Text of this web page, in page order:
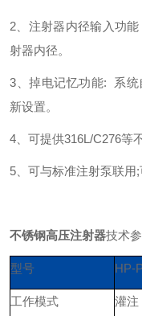
2、注射器内径输入功
射器内径。
3、掉电记忆功能: 系统
新设置。
4、可提供316L/C276等
5、可与标准注射泵联用;
不锈钢高压注射器技术参
型号 HP-
工作模式 灌注